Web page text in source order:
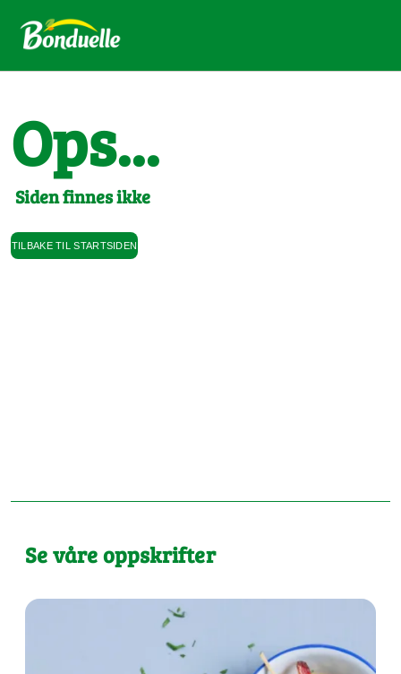
Ops...
Siden finnes ikke
TILBAKE TIL STARTSIDEN
Se våre oppskrifter